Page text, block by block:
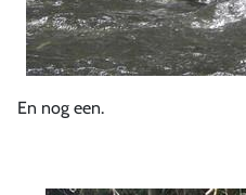
En nog een.